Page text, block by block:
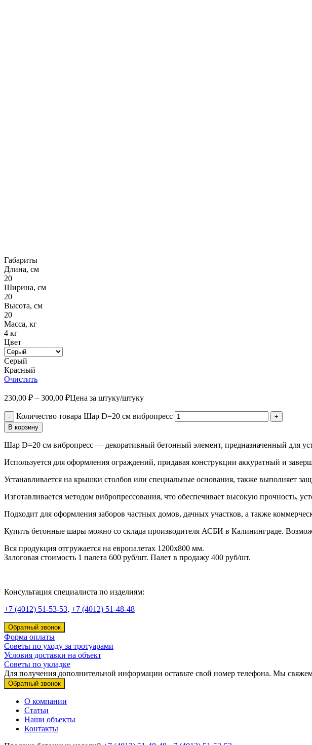
Габариты
Длина, см
20
Ширина, см
20
Высота, см
20
Масса, кг
4 кг
Цвет
Серый
Красный
Очистить
230,00 ₽ – 300,00 ₽Цена за штуку/штуку
- Количество товара Шар D=20 см вибропресс
+
В корзину
Шар D=20 см вибропресс — декоративный бетонный элемент, предназначенный для
Используется для оформления ограждений, придавая конструкции аккуратный и
Устанавливается на крышки столбов или специальные основания, также выполняет
Изготавливается методом вибропрессования, что обеспечивает высокую прочность,
Подходит для оформления заборов частных домов, дачных участков, а также
Купить бетонные шары можно со склада производителя АСБИ в Калининграде.
Вся продукция отгружается на европалетах 1200х800 мм.
Залоговая стоимость 1 палета 600 руб/шт. Палет в продажу 400 руб/шт.
Консультация специалиста по изделиям:
+7 (4012) 51-53-53, +7 (4012) 51-48-48
Обратный звонок
Форма оплаты
Советы по уходу за тротуарами
Условия доставки на объект
Советы по укладке
Для получения дополнительной информации оставьте свой номер телефона. Мы
Обратный звонок
О компании
Статьи
Наши объекты
Контакты